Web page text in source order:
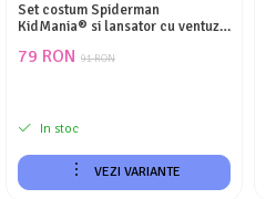
Set costum Spiderman
KidMania® si lansator cu ventuze
91 RON
79 RON
In stoc
VEZI VARIANTE